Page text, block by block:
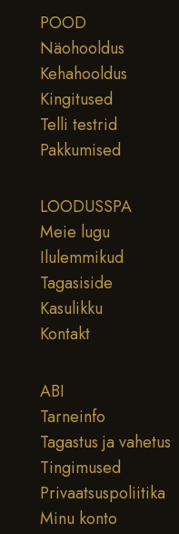
POOD
Näohooldus
Kehahooldus
Kingitused
Telli testrid
Pakkumised
LOODUSSPA
Meie lugu
Ilulemmikud
Tagasiside
Kasulikku
Kontakt
ABI
Tarneinfo
Tagastus ja vahetus
Tingimused
Privaatsuspoliitika
Minu konto